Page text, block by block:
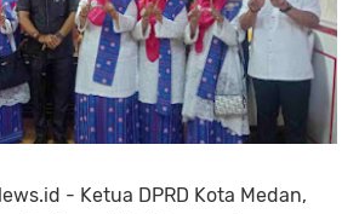
- Ketua DPRD Kota Medan,